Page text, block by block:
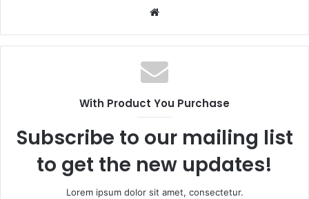
Website
With Product You Purchase
Subscribe to our mailing list
to get the new updates!
Lorem ipsum dolor sit amet, consectetur.